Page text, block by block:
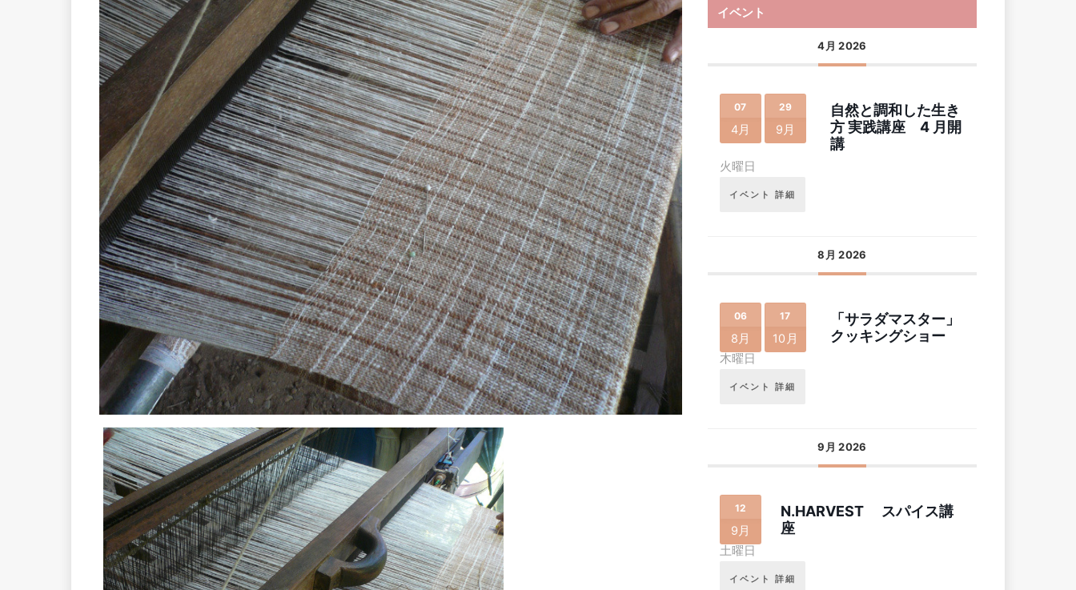
イベント
4月 2026
07
4月
29
9月
自然と調和した生き
方 実践講座 4 月開
講
火曜日
イベント 詳細
8月 2026
06
8月
17
10月
「サラダマスター」
クッキングショー
木曜日
イベント 詳細
9月 2026
12
9月
N.HARVEST スパイス講
座
土曜日
イベント 詳細